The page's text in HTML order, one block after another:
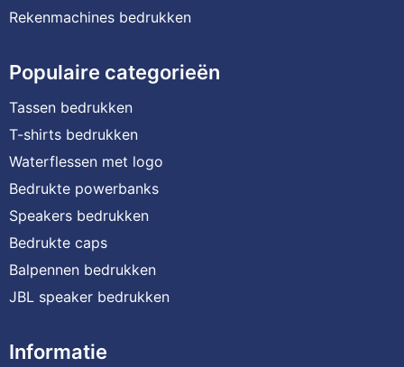
Rekenmachines bedrukken
Populaire categorieën
Tassen bedrukken
T-shirts bedrukken
Waterflessen met logo
Bedrukte powerbanks
Speakers bedrukken
Bedrukte caps
Balpennen bedrukken
JBL speaker bedrukken
Informatie